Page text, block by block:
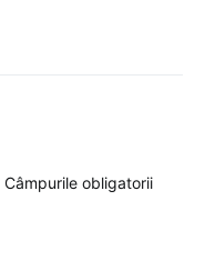
Câmpurile obligatorii